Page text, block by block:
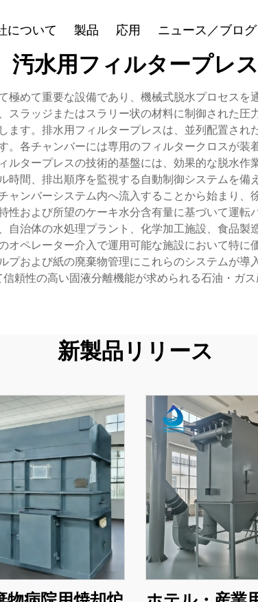
について 製品 応用 ニュース／ブログ
汚水用フィルタープレス
めて重要な設備であり、機械式脱水プロセス
スラッジまたはスラリー状の材料に制御された
ます。排水用フィルタープレスは、並列配置さ
。各チャンバーには専用のフィルタークロスが
タープレスの技術的基盤には、効果的な脱水
時間、排出順序を監視する自動制御システムを
ャンバーシステム内へ流入することから始まり
性および所望のケーキ水分含有量に基づいて運
自治体の水処理プラント、化学加工施設、食品
ペレーター介入で運用可能な施設において特
プおよび紙の廃棄物管理にこれらのシステムが
頼性の高い固液分離機能が求められる石油・ガス
新製品リリース